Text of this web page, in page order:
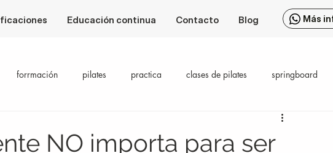
Educación continua Contacto Blog Más
forrmación pilates practica clases de pilates springboard
NO importa para ser